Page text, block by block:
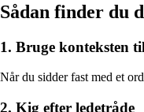
Sådan finder du
1. Bruge konteksten
Når du sidder fast med et
2. Kig efter ledetråde